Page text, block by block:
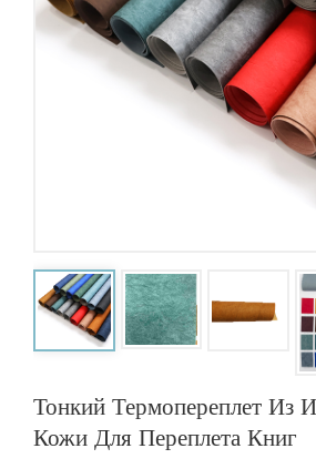
Тонкий Термопереплет Из
Кожи Для Переплета Книг